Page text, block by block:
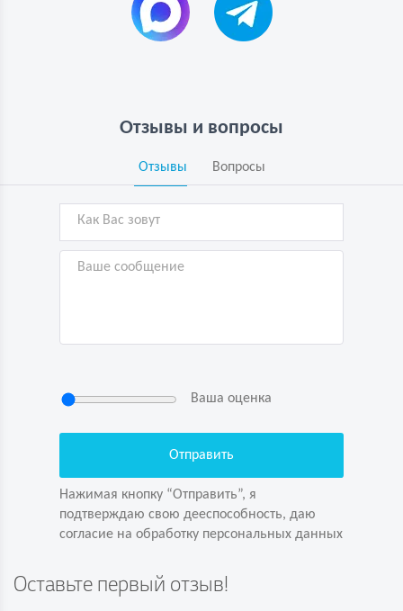
Отзывы и вопросы
Отзывы Вопросы
Ваша оценка
Нажимая кнопку “Отправить”, я
подтверждаю свою дееспособность, даю
согласие на обработку персональных данных
Оставьте первый отзыв!
Нажимая кнопку “Отправить”, я
согласие на обработку персональных данных
Задайте вопрос первым!